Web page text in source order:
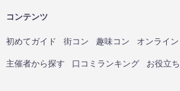
コンテンツ
初めてガイド 街コン 趣味コン オンライン
主催者から探す 口コミランキング お役立ち